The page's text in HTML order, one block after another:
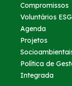
Compromissos
Voluntários ESG
Agenda
Projetos
Política de
Integrada